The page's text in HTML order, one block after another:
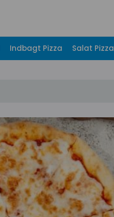
Indbagt Pizza Salat Pizza